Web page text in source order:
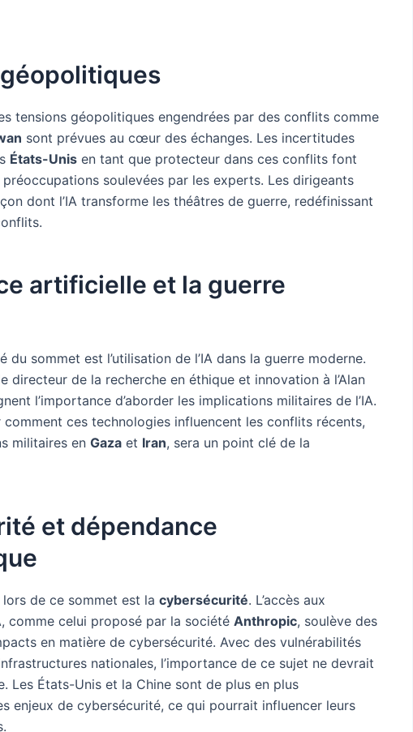
tensions géopolitiques engendrées par des conflits comme
sont prévues au cœur des échanges. Les incertitudes
États-Unis en tant que protecteur dans ces conflits font
soulevées par les experts. Les dirigeants
dont l’IA transforme les théâtres de guerre, redéfinissant
artificielle et la guerre
du sommet est l’utilisation de l’IA dans la guerre moderne.
directeur de la recherche en éthique et innovation à l’Alan
l’importance d’aborder les implications militaires de l’IA.
ces technologies influencent les conflits récents,
militaires en Gaza et Iran, sera un point clé de la
et dépendance
de ce sommet est la cybersécurité. L’accès aux
comme celui proposé par la société Anthropic, soulève des
en matière de cybersécurité. Avec des vulnérabilités
nationales, l’importance de ce sujet ne devrait
Les États-Unis et la Chine sont de plus en plus
enjeux de cybersécurité, ce qui pourrait influencer leurs